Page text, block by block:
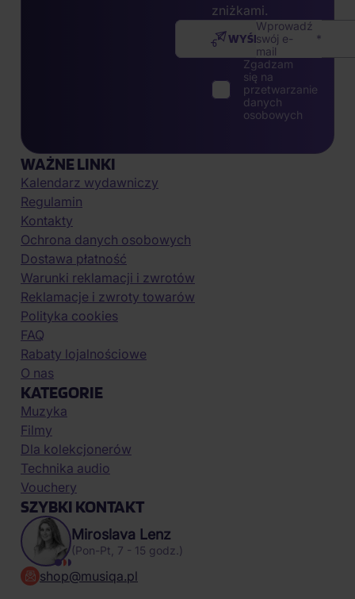
zniżkami.
Wprowadź
swój e-
mail
WYŚLIJ
Zgadzam
się na
przetwarzanie
danych
osobowych
WAŻNE LINKI
Kalendarz wydawniczy
Regulamin
Kontakty
Ochrona danych osobowych
Dostawa płatność
Warunki reklamacji i zwrotów
Reklamacje i zwroty towarów
Polityka cookies
FAQ
Rabaty lojalnościowe
O nas
KATEGORIE
Muzyka
Filmy
Dla kolekcjonerów
Technika audio
Vouchery
SZYBKI KONTAKT
Miroslava Lenz
(Pon-Pt, 7 - 15 godz.)
shop@musiqa.pl